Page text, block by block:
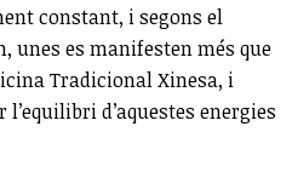
constant, i segons el
unes es manifesten més que
Tradicional Xinesa, i
d’aquestes energies